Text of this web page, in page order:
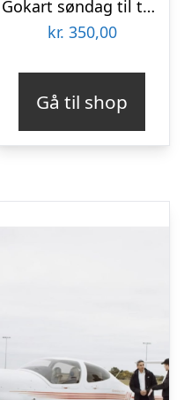
Gokart søndag til torsdag hos Ballerup Gokart Center
kr. 350,00
Gå til shop